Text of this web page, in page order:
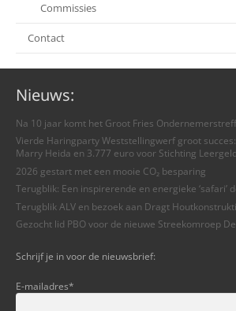
Commissies
Contact
Nieuws:
Na 10 jaar komt het Groot Fries
Vierde Haringparty Weststellingwerf groot
Marry Heida en 3.777 euro voor Stichting Leergeld
2026 gestart met een mooie CO₂ besparing
Terugblik: Een inspirerende en energieke ‘safari’
Terugblik ALV en bezoek aan Dragt
Gezocht lid PBO voor de nieuwe Streekomroep
Schrijf je in voor de nieuwsbrief:
E-mailadres*